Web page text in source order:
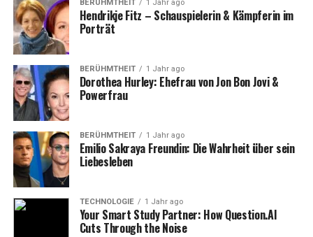
Einbindung persönlicher
Elemente: Eine einzigartige
Note
Um die Grabstätte wirklich einzigartig zu machen,
können Sie persönliche Elemente einbeziehen, die eine
direkte Verbindung zum Verstorbenen herstellen.
Dies könnten beispielsweise ein in Stein gehauenes
Porträt, ein Relief, das ein Hobby oder eine Leidenschaft
darstellt, oder ein besonderes Material sein, das im
Leben des geliebten Menschen eine Rolle spielte.
BERÜHMTHEIT 1 Jahr ago
Hendrikje Fitz – Schauspielerin & Kämpferin im
Porträt
BERÜHMTHEIT 1 Jahr ago
Dorothea Hurley: Ehefrau von Jon Bon Jovi &
Powerfrau
BERÜHMTHEIT 1 Jahr ago
Emilio Sakraya Freundin: Die Wahrheit über sein
Liebesleben
TECHNOLOGIE 1 Jahr ago
Your Smart Study Partner: How Question.AI
Cuts Through the Noise